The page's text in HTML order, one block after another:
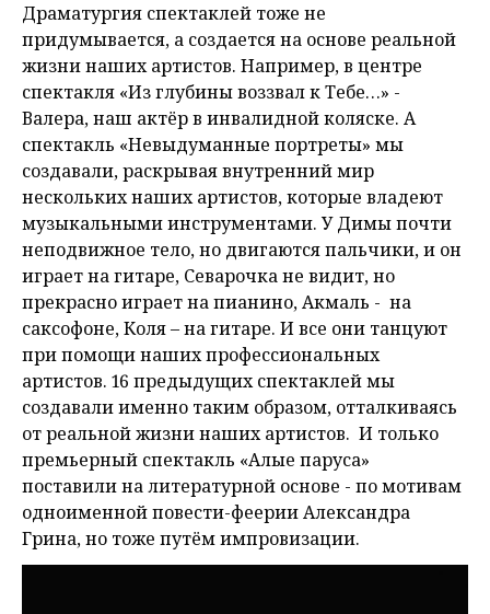
Драматургия спектаклей тоже не
придумывается, а создается на основе реальной
жизни наших артистов. Например, в центре
спектакля «Из глубины воззвал к Тебе…» -
Валера, наш актёр в инвалидной коляске. А
спектакль «Невыдуманные портреты» мы
создавали, раскрывая внутренний мир
нескольких наших артистов, которые владеют
музыкальными инструментами. У Димы почти
неподвижное тело, но двигаются пальчики, и он
играет на гитаре, Севарочка не видит, но
прекрасно играет на пианино, Акмаль - на
саксофоне, Коля – на гитаре. И все они танцуют
при помощи наших профессиональных
артистов. 16 предыдущих спектаклей мы
создавали именно таким образом, отталкиваясь
от реальной жизни наших артистов. И только
премьерный спектакль «Алые паруса»
поставили на литературной основе - по мотивам
одноименной повести-феерии Александра
Грина, но тоже путём импровизации.